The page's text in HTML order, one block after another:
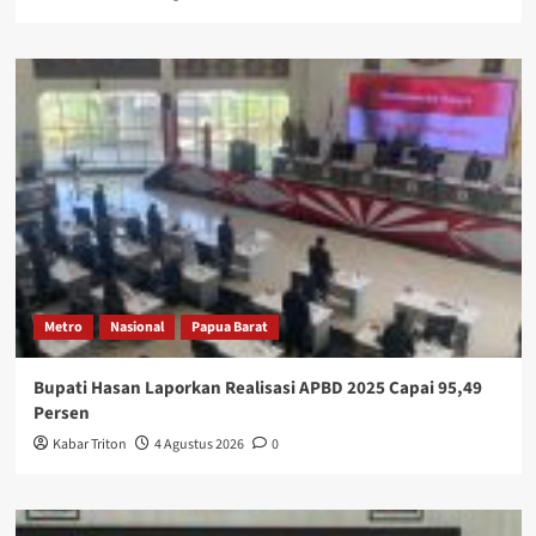
Metro Nasional Papua Barat
Bupati Hasan Laporkan Realisasi APBD 2025 Capai 95,49
Persen
Kabar Triton 4 Agustus 2026 0